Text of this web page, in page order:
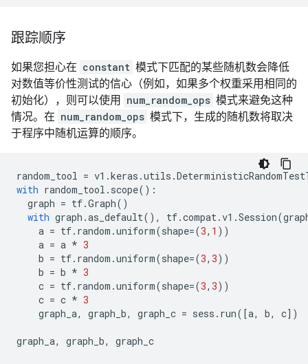
跟踪顺序
如果您担心在 constant 模式下匹配的某些随机数会降低
对数值等价性测试的信心（例如，如果多个权重采用相同的
初始化），则可以使用
num_random_ops 模式来避免这种
情况。在 num_random_ops 模式下，生成的随机数将取决
于程序中随机运算的顺序。
random_tool = v1 .keras .utils .
with random_tool . scope():
graph = tf.Graph()
with graph .as_default(), tf.compat.v1 .Session(
a = tf. random .uniform(shape=(3, 1 ))
a = a * 3
b = tf. random .uniform(shape=(3, 3))
b = b * 3
c = tf. random .uniform(shape=(3, 3))
c = c * 3
graph_a, graph_b, graph_c = sess . run([a, b, c])
graph_a, graph_b, graph_c